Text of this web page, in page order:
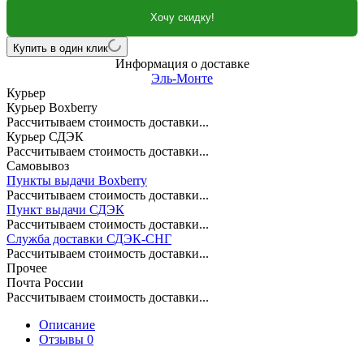
Хочу скидку!
Купить в один клик
Информация о доставке
Эль-Монте
Курьер
Курьер Boxberry
Рассчитываем стоимость доставки...
Курьер СДЭК
Рассчитываем стоимость доставки...
Самовывоз
Пункты выдачи Boxberry
Рассчитываем стоимость доставки...
Пункт выдачи СДЭК
Рассчитываем стоимость доставки...
Служба доставки СДЭК-СНГ
Рассчитываем стоимость доставки...
Прочее
Почта России
Рассчитываем стоимость доставки...
Описание
Отзывы 0